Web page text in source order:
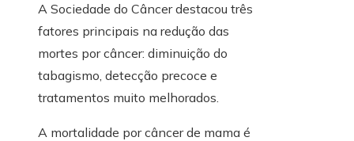
A Sociedade do Câncer destacou três
fatores principais na redução das
mortes por câncer: diminuição do
tabagismo, detecção precoce e
tratamentos muito melhorados.
A mortalidade por câncer de mama é